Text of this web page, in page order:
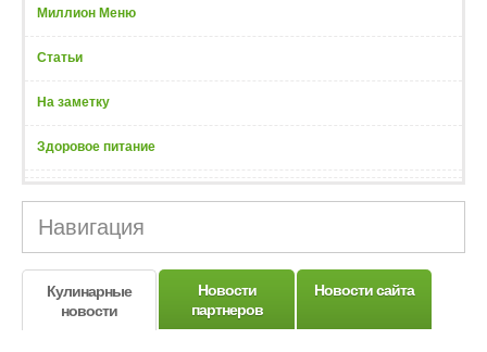
Миллион Меню
Статьи
На заметку
Здоровое питание
Навигация
Кулинарные
новости
Новости
партнеров
Новости сайта